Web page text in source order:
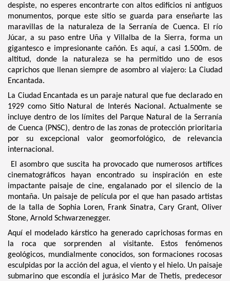
despiste, no esperes encontrarte con altos edificios ni antiguos
monumentos, porque este sitio se guarda para enseñarte las
maravillas de la naturaleza de la Serranía de Cuenca. El río
Júcar, a su paso entre Uña y Villalba de la Sierra, forma un
gigantesco e impresionante cañón. Es aquí, a casi 1.500m. de
altitud, donde la naturaleza se ha permitido uno de esos
caprichos que llenan siempre de asombro al viajero: La Ciudad
Encantada.
La Ciudad Encantada es un paraje natural que fue declarado en
1929 como Sitio Natural de Interés Nacional. Actualmente se
incluye dentro de los límites del Parque Natural de la Serranía
de Cuenca (PNSC), dentro de las zonas de protección prioritaria
por su excepcional valor geomorfológico, de relevancia
internacional.
El asombro que suscita ha provocado que numerosos artífices
cinematográficos hayan encontrado su inspiración en este
impactante paisaje de cine, engalanado por el silencio de la
montaña. Un paisaje de película por el que han pasado artistas
de la talla de Sophia Loren, Frank Sinatra, Cary Grant, Oliver
Stone, Arnold Schwarzenegger.
Aquí el modelado kárstico ha generado caprichosas formas en
la roca que sorprenden al visitante. Estos fenómenos
geológicos, mundialmente conocidos, son formaciones rocosas
esculpidas por la acción del agua, el viento y el hielo. Un paisaje
submarino que escondía el jurásico Mar de Thetis, predecesor